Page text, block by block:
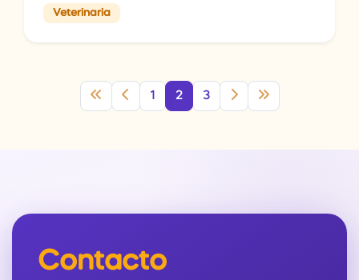
Veterinaria
1 2 3
Contacto